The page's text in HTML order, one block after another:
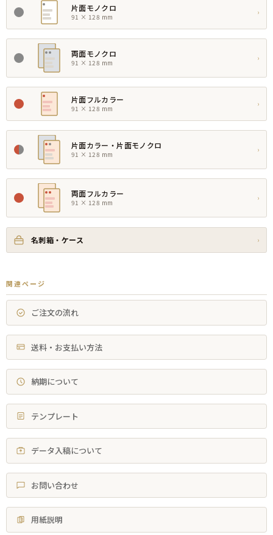
片面モノクロ
91 × 128 mm
›
両面モノクロ
91 × 128 mm
›
片面フルカラー
91 × 128 mm
›
片面カラー・片面モノクロ
91 × 128 mm
›
両面フルカラー
91 × 128 mm
›
名刺箱・ケース ›
関連ページ
ご注文の流れ
送料・お支払い方法
納期について
テンプレート
データ入稿について
お問い合わせ
用紙説明